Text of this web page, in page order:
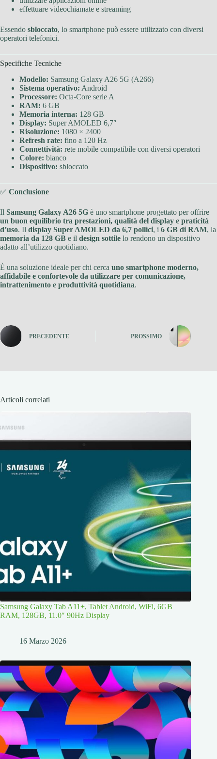
effettuare videochiamate e streaming
Essendo sbloccato, lo smartphone può essere utilizzato con diversi
operatori telefonici.
Specifiche Tecniche
Modello: Samsung Galaxy A26 5G (A266)
Sistema operativo: Android
Processore: Octa-Core serie A
RAM: 6 GB
Memoria interna: 128 GB
Display: Super AMOLED 6,7″
Risoluzione: 1080 × 2400
Refresh rate: fino a 120 Hz
Connettività: rete mobile compatibile con diversi operatori
Colore: bianco
Dispositivo: sbloccato
✅ Conclusione
Il Samsung Galaxy A26 5G è uno smartphone progettato per offrire
un buon equilibrio tra prestazioni, qualità del display e praticità
d’uso. Il display Super AMOLED da 6,7 pollici, i 6 GB di RAM, la
memoria da 128 GB e il design sottile lo rendono un dispositivo
adatto all’utilizzo quotidiano.
È una soluzione ideale per chi cerca uno smartphone moderno,
affidabile e confortevole da utilizzare per comunicazione,
intrattenimento e produttività quotidiana.
PRECEDENTE PROSSIMO
Articoli correlati
Samsung Galaxy Tab A11+, Tablet Android, WiFi, 6GB
RAM, 128GB, 11.0″ 90Hz Display
16 Marzo 2026